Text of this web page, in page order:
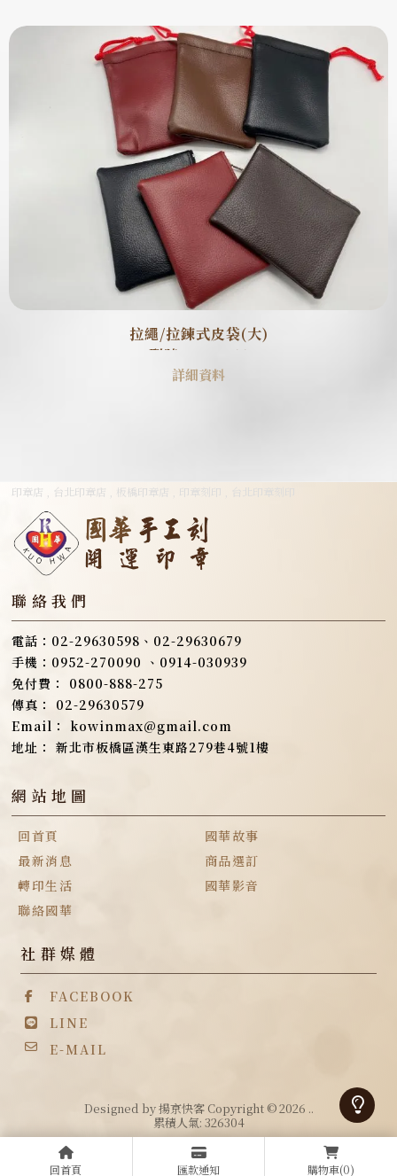
拉繩/拉鍊式皮袋(大)
型號 : SB0011
詳細資料
回首頁 匯款通知 購物車(0)
0800-888-275
02-29630579
kowinmax@gmail.com
新北市板橋區漢生東路279巷4號1樓
回首頁
國華故事
最新消息
商品選訂
轉印生活
國華影音
聯絡國華
印章店 台北印章店 板橋印章店 印章刻印 台北印章刻印
Designed by揚京快客Copyright © 2026 ..
累積人氣: 326304